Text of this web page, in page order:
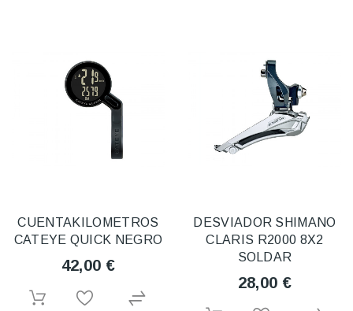
CUENTAKILOMETROS
CATEYE QUICK NEGRO
42,00 €
DESVIADOR SHIMANO
CLARIS R2000 8X2
SOLDAR
28,00 €